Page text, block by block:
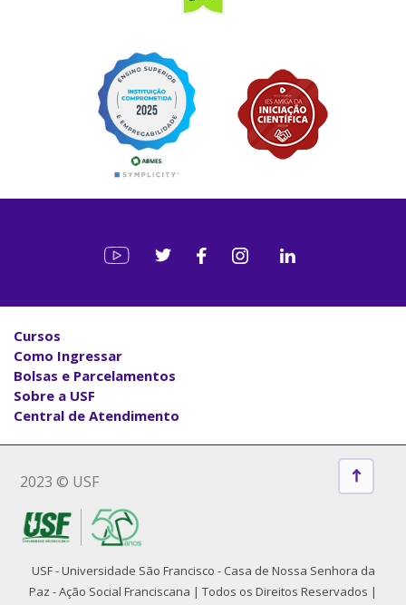
Cursos
Como Ingressar
Bolsas e Parcelamentos
Sobre a USF
Central de Atendimento
2023 © USF
USF - Universidade São Francisco - Casa de Nossa Senhora da
Paz - Ação Social Franciscana | Todos os Direitos Reservados |